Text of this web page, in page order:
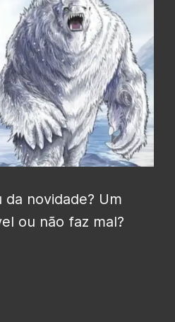
novidade? Um
ou não faz mal?